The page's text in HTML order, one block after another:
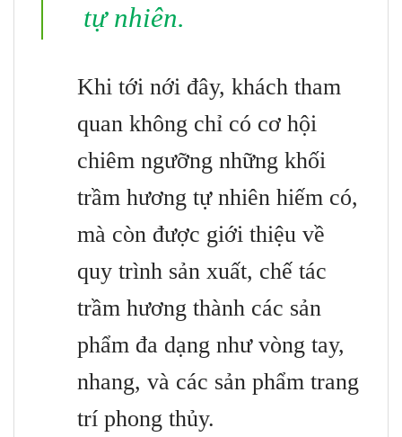
tự nhiên.
Khi tới nới đây, khách tham
quan không chỉ có cơ hội
chiêm ngưỡng những khối
trầm hương tự nhiên hiếm có,
mà còn được giới thiệu về
quy trình sản xuất, chế tác
trầm hương thành các sản
phẩm đa dạng như vòng tay,
nhang, và các sản phẩm trang
trí phong thủy.